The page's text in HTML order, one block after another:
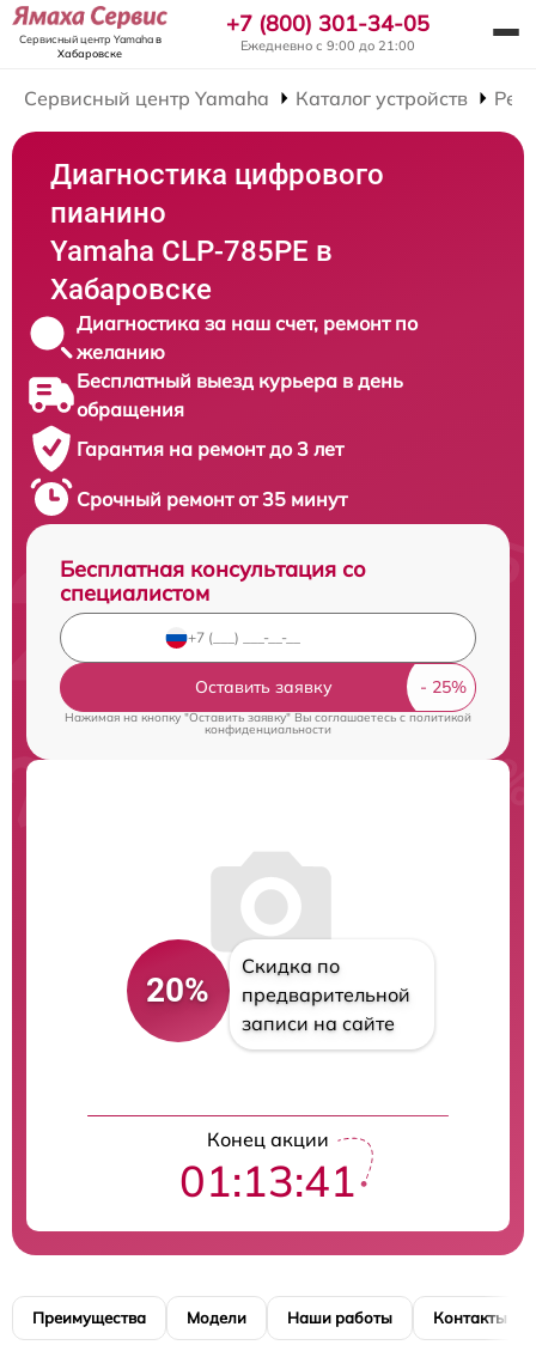
Сервисный центр Yamahaв
Хабаровске
+7 (800) 301-34-05
Ежедневно с 9:00 до 21:00
Сервисный центр Yamaha Каталог устройств
Диагностика цифрового
пианино
Yamaha CLP-785PE в
Хабаровске
Диагностика за наш счет, ремонт по
желанию
Бесплатный выезд курьера в день
обращения
Гарантия на ремонт до 3 лет
Срочный ремонт от 35 минут
Бесплатная консультация со
специалистом
Оставить заявку
Нажимая на кнопку "Оставить заявку" Вы соглашаетесь cполитикой
конфиденциальности
20%
Скидка по
предварительной
записи на сайте
Конец акции
01:13:41
Преимущества Модели Наши работы Контакты